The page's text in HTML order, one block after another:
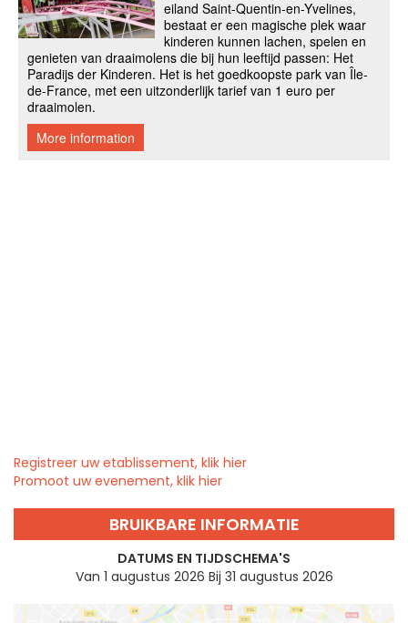
Registreer uw etablissement, klik hier
Promoot uw evenement, klik hier
BRUIKBARE INFORMATIE
DATUMS EN TIJDSCHEMA'S
Van 1 augustus 2026 Bij 31 augustus 2026